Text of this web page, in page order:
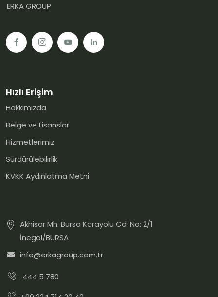
ERKA GROUP
Hızlı Erişim
Hakkımızda
Belge ve Lisanslar
Hizmetlerimiz
Sürdürülebilirlik
KVKK Aydınlatma Metni
Akhisar Mh. Bursa Karayolu Cd. No: 2/1
İnegöl/BURSA
info@erkagroup.com.tr
444 5 780